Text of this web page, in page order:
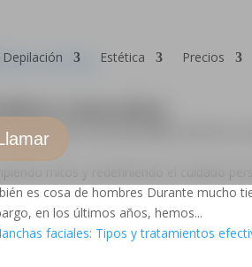
Depilación Estética Precios
masculina
Cedapiel MX
es cosa de hombres Durante mucho
en los últimos años, hemos...